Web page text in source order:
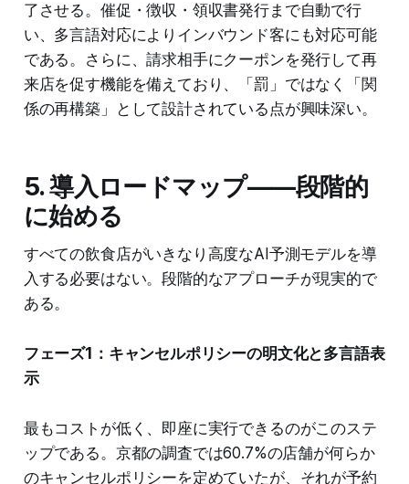
了させる。催促・徴収・領収書発行まで自動で行
い、多言語対応によりインバウンド客にも対応可能
である。さらに、請求相手にクーポンを発行して再
来店を促す機能を備えており、「罰」ではなく「関
係の再構築」として設計されている点が興味深い。
5. 導入ロードマップ——段階的
に始める
すべての飲食店がいきなり高度なAI予測モデルを導
入する必要はない。段階的なアプローチが現実的で
ある。
フェーズ1：キャンセルポリシーの明文化と多言語表
示
最もコストが低く、即座に実行できるのがこのステ
ップである。京都の調査では60.7%の店舗が何らか
のキャンセルポリシーを定めていたが、それが予約